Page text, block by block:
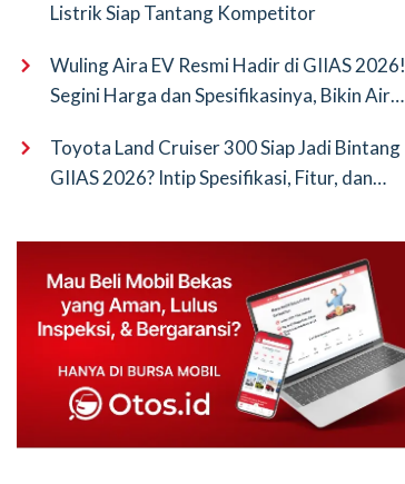
Listrik Siap Tantang Kompetitor
Wuling Aira EV Resmi Hadir di GIIAS 2026!
Segini Harga dan Spesifikasinya, Bikin Air
Toyota Land Cruiser 300 Siap Jadi Bintang
GIIAS 2026? Intip Spesifikasi, Fitur, dan